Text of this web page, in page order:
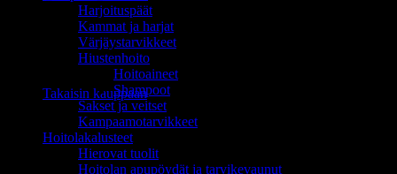
Ostoskori on tyhjä.
Takaisin kauppaan
Harjoituspäät
Kammat ja harjat
Värjäystarvikkeet
Hiustenhoito
Hoitoaineet
Shampoot
Sakset ja veitset
Kampaamotarvikkeet
Hoitolakalusteet
Hierovat tuolit
Hoitolan apupöydät ja tarvikevaunut